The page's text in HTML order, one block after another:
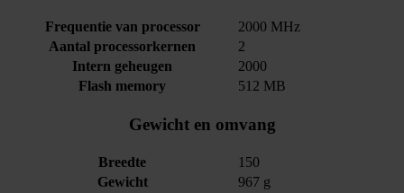
Frequentie van processor
2000 MHz
Aantal processorkernen
2
Intern geheugen
2000
Flash memory
512 MB
Gewicht en omvang
Breedte
150
Gewicht
967 g